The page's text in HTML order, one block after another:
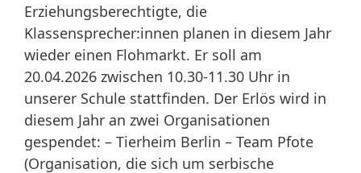
Erziehungsberechtigte, die
Klassensprecher:innen planen in diesem Jahr
wieder einen Flohmarkt. Er soll am
20.04.2026 zwischen 10.30-11.30 Uhr in
unserer Schule stattfinden. Der Erlös wird in
diesem Jahr an zwei Organisationen
gespendet: – Tierheim Berlin – Team Pfote
(Organisation, die sich um serbische